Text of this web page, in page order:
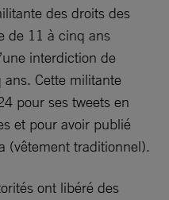
des droits des
de 11 à cinq ans
interdiction de
Cette militante
pour ses tweets en
et pour avoir publié
(vêtement traditionnel).
ont libéré des